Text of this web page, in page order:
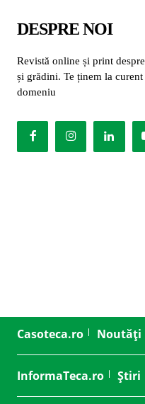
DESPRE NOI
Revistă online și print
și grădini. Te ținem la
domeniu
Casoteca.ro Noutăți
InformaTeca.ro Știri